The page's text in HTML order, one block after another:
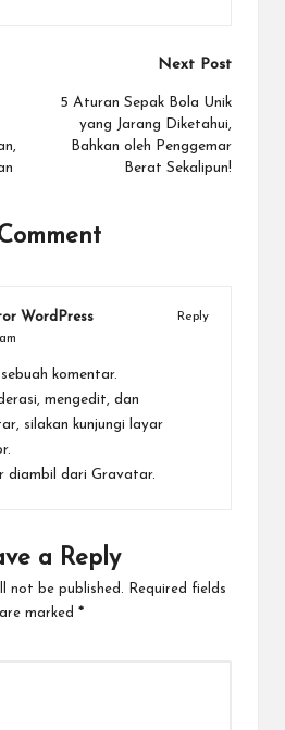
Next Post
5 Aturan Sepak Bola Unik
yang Jarang Diketahui,
Bahkan oleh Penggemar
Berat Sekalipun!
WordPress
Reply
komentar.
mengedit, dan
silakan kunjungi layar
diambil dari Gravatar.
a Reply
not be published.
Required fields
are marked *